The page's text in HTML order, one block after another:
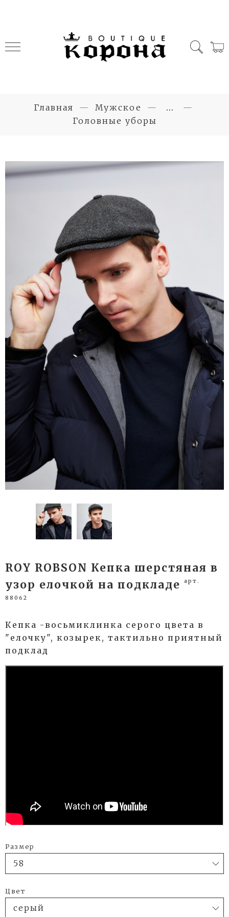
Главная Мужское
...
Головные уборы
ROY ROBSON Кепка шерстяная в
узор елочкой на подкладе
арт.
88062
Кепка -восьмиклинка серого цвета в
"елочку", козырек, тактильно приятный
подклад
Размер
Цвет